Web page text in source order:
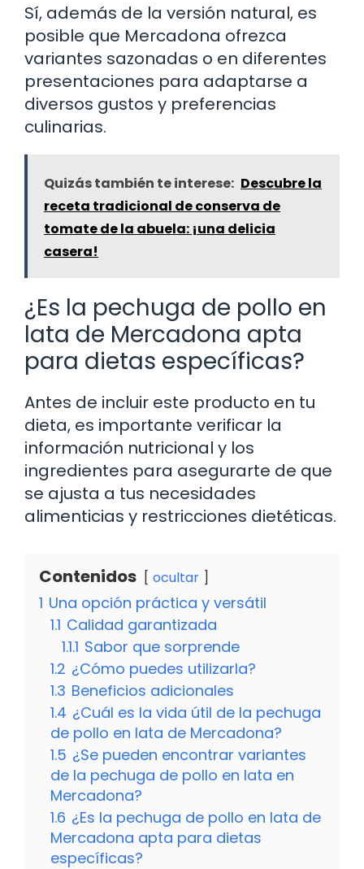
Sí, además de la versión natural, es
posible que Mercadona ofrezca
variantes sazonadas o en diferentes
presentaciones para adaptarse a
diversos gustos y preferencias
culinarias.
Quizás también te interese: Descubre la
receta tradicional de conserva de
tomate de la abuela: ¡una delicia
casera!
¿Es la pechuga de pollo en
lata de Mercadona apta
para dietas específicas?
Antes de incluir este producto en tu
dieta, es importante verificar la
información nutricional y los
ingredientes para asegurarte de que
se ajusta a tus necesidades
alimenticias y restricciones dietéticas.
Contenidos ocultar
1 Una opción práctica y versátil
1.1 Calidad garantizada
1.1.1 Sabor que sorprende
1.2 ¿Cómo puedes utilizarla?
1.3 Beneficios adicionales
1.4 ¿Cuál es la vida útil de la pechuga
de pollo en lata de Mercadona?
1.5 ¿Se pueden encontrar variantes
de la pechuga de pollo en lata en
Mercadona?
1.6 ¿Es la pechuga de pollo en lata de
Mercadona apta para dietas
específicas?